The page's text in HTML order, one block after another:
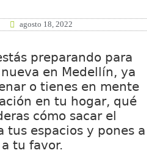
agosto 18, 2022
preparando para
en Medellín, ya
o tienes en mente
en tu hogar, qué
cómo sacar el
tus espacios y pones a
tu favor.